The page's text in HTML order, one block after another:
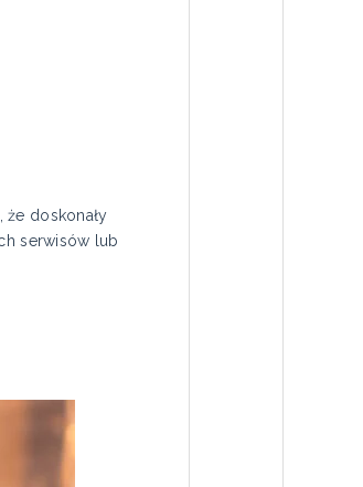
doskonały
serwisów lub